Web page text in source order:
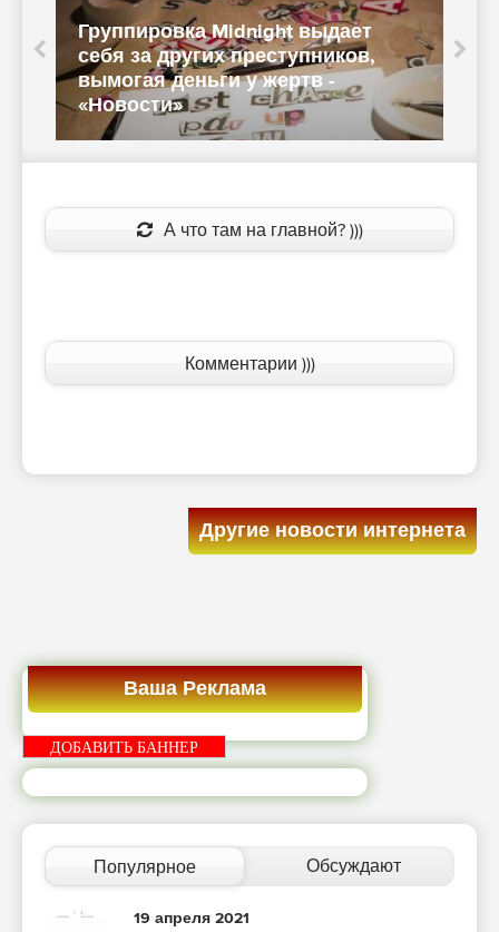
Группировка Midnight выдает
себя за других преступников,
вымогая деньги у жертв -
«Новости»
А что там на главной? )))
Комментарии )))
Другие новости интернета
Ваша Реклама
ДОБАВИТЬ БАННЕР
Популярное Обсуждают
19 апреля 2021